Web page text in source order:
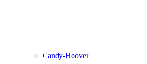
Candy-Hoover